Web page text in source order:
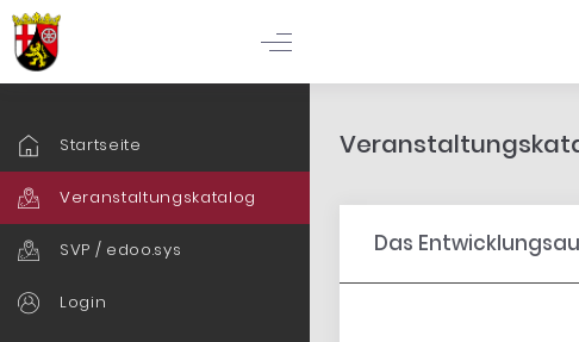
Startseite
Veranstaltungskatalog
SVP / edoo.sys
Login
Das